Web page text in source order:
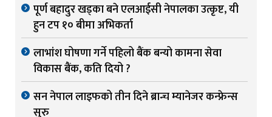
पूर्ण बहादुर खड्का बने एलआईसी नेपालका उत्कृष्ट, यी
हुन टप १० बीमा अभिकर्ता
लाभांश घोषणा गर्ने पहिलो बैंक बन्यो कामना सेवा
विकास बैंक, कति दियो ?
सन नेपाल लाइफको तीन दिने ब्रान्च म्यानेजर कन्फ्रेन्स
सुरु